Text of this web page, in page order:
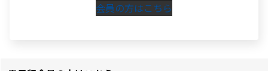
会員の方はこちら